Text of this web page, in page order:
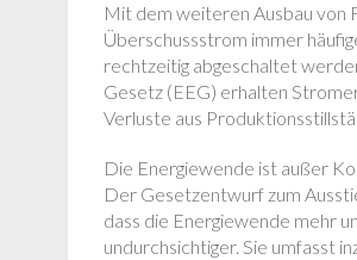
Mit dem weiteren Ausbau von
Überschussstrom immer
rechtzeitig abgeschaltet
Gesetz (EEG) erhalten
Verluste aus
Die Energiewende ist außer
Der Gesetzentwurf zum
dass die Energiewende mehr
undurchsichtiger. Sie umfasst